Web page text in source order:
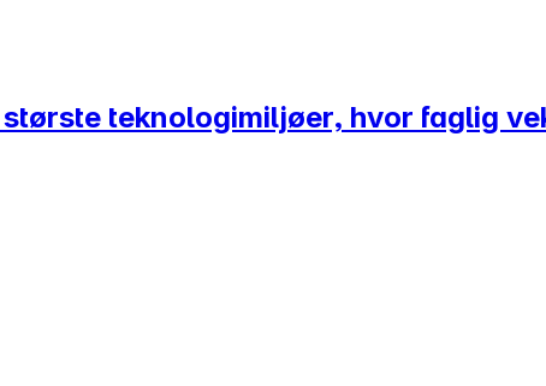
teknologimiljøer, hvor faglig